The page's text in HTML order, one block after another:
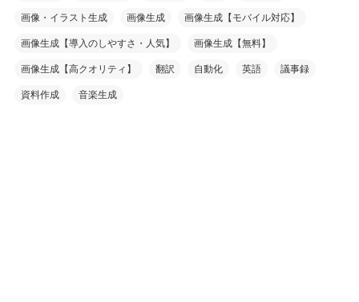
画像・イラスト生成 画像生成 画像生成【モバイル対応】
画像生成【導入のしやすさ・人気】 画像生成【無料】
画像生成【高クオリティ】 翻訳 自動化 英語 議事録
資料作成 音楽生成